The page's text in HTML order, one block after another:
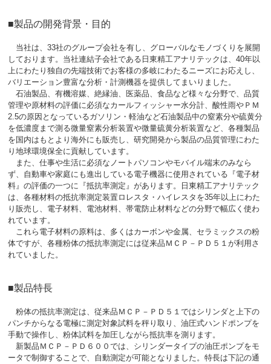
■製品の開発背景・目的
当社は、33社のグループ会社を有し、グローバルなモノづくりを展開
しております。当社連結子会社である日東精工アナリテックは、40年以
上にわたり独自の先端技術でお客様の多岐にわたるニーズにお応えし、
バリエーション豊富な分析・計測機器を提供してまいりました。
石油製品、有機溶媒、絶縁油、医薬品、食品など様々な分野で、品質
管理や原材料の評価に必須なカールフィッシャー水分計、酸性雨やＰＭ
2.5の原因となっているガソリン・軽油など石油製品中の窒素分や硫黄分
を低濃度まで測る微量窒素分析装置や微量硫黄分析装置など、各種製品
を国内はもとより海外にも販売し、研究開発から製品の品質管理にわた
り地球環境保全に貢献しています。
また、仕事や生活に必須なノートパソコンやモバイル端末のみなら
ず、自動車や家庭にも進出している電子機器に使用されている『電子材
料』の評価の一つに『抵抗率測定』があります。日東精工アナリテック
は、各種材料の抵抗率測定装置ロレスタ・ハイレスタを35年以上にわた
り販売し、電子材料、電池材料、帯電防止材料などの分野で幅広く使わ
れています。
これら電子材料の原料は、多くはカーボンや金属、セラミックスの粉
体ですが、各種粉体の抵抗率測定には従来品ＭＣＰ－ＰＤ５１が利用さ
れていました。
■製品特長
粉体の抵抗率測定は、従来品ＭＣＰ－ＰＤ５１ではシリンダと上下の
パンチからなる電極に測定対象試料を秤り取り、油圧式ハンドポンプを
手動で操作し、粉体試料を加圧しながら抵抗率を測ります。
新製品ＭＣＰ－ＰＤ６００では、シリンダータイプの油圧ポンプをモ
ータで制御することで、自動測定が可能となりました。特長は下記の通